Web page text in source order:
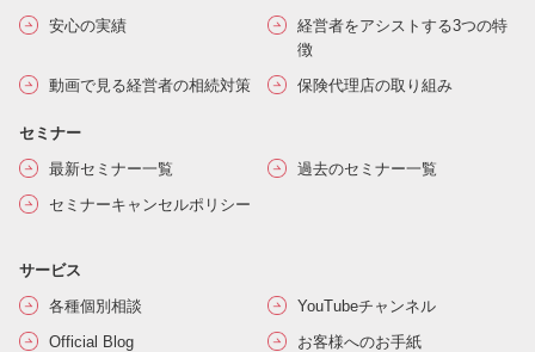
安心の実績
経営者をアシストする3つの特
徴
動画で見る経営者の相続対策
保険代理店の取り組み
セミナー
最新セミナー一覧
過去のセミナー一覧
セミナーキャンセルポリシー
サービス
各種個別相談
YouTubeチャンネル
Official Blog
お客様へのお手紙